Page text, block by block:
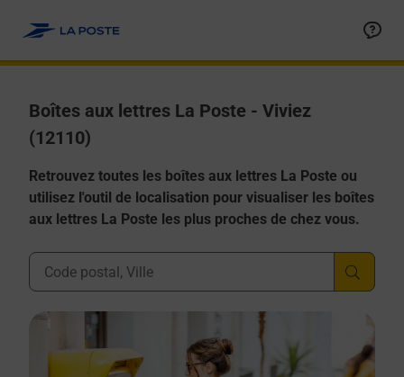
Boîtes aux lettres La Poste - Viviez
(12110)
Retrouvez toutes les boîtes aux lettres La Poste ou
utilisez l'outil de localisation pour visualiser les boîtes
aux lettres La Poste les plus proches de chez vous.
Ville, Département, Code Postal